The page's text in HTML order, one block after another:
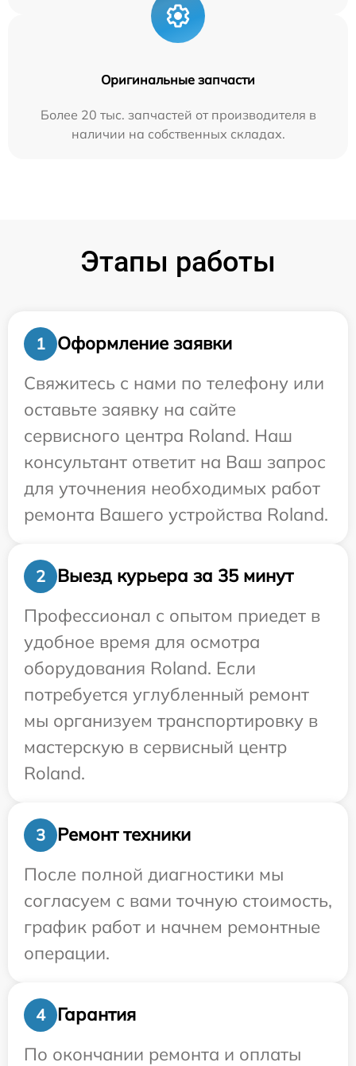
Оригинальные запчасти
Более 20 тыс. запчастей от производителя в
наличии на собственных складах.
Этапы работы
1
Оформление заявки
Свяжитесь с нами по телефону или
оставьте заявку на сайте
сервисного центра Roland. Наш
консультант ответит на Ваш запрос
для уточнения необходимых работ
ремонта Вашего устройства Roland.
2
Выезд курьера за 35 минут
Профессионал с опытом приедет в
удобное время для осмотра
оборудования Roland. Если
потребуется углубленный ремонт
мы организуем транспортировку в
мастерскую в сервисный центр
Roland.
3
Ремонт техники
После полной диагностики мы
согласуем с вами точную стоимость,
график работ и начнем ремонтные
операции.
4
Гарантия
По окончании ремонта и оплаты